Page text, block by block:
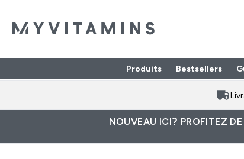
Produits Enter Produits
Bestsellers
NOUVEAU ICI? PROFITEZ